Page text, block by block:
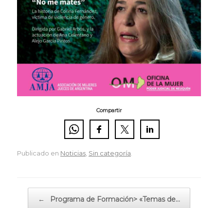
Compartir
Publicado en Noticias Sin categoría
← Programa de Formación> «Temas de…